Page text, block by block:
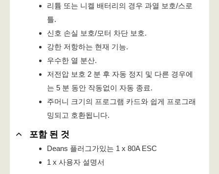
리튬 또는 니켈 배터리의 경우 과열 보호/스로
틀.
신호 손실 보호/모터 차단 보호.
강한 저항하는 현재 기능.
우수한 열 분산.
저전압 보호 2 분 후 자동 정지 및 다른 경우에
는 5 분 동안 작동없이 자동 종료.
주머니 크기의 프로그램 카드와 쉽게 프로그래
밍되고 호환됩니다.
포함 된 것
Deans 플러그가있는 1 x 80A ESC
1 x 사용자 설명서